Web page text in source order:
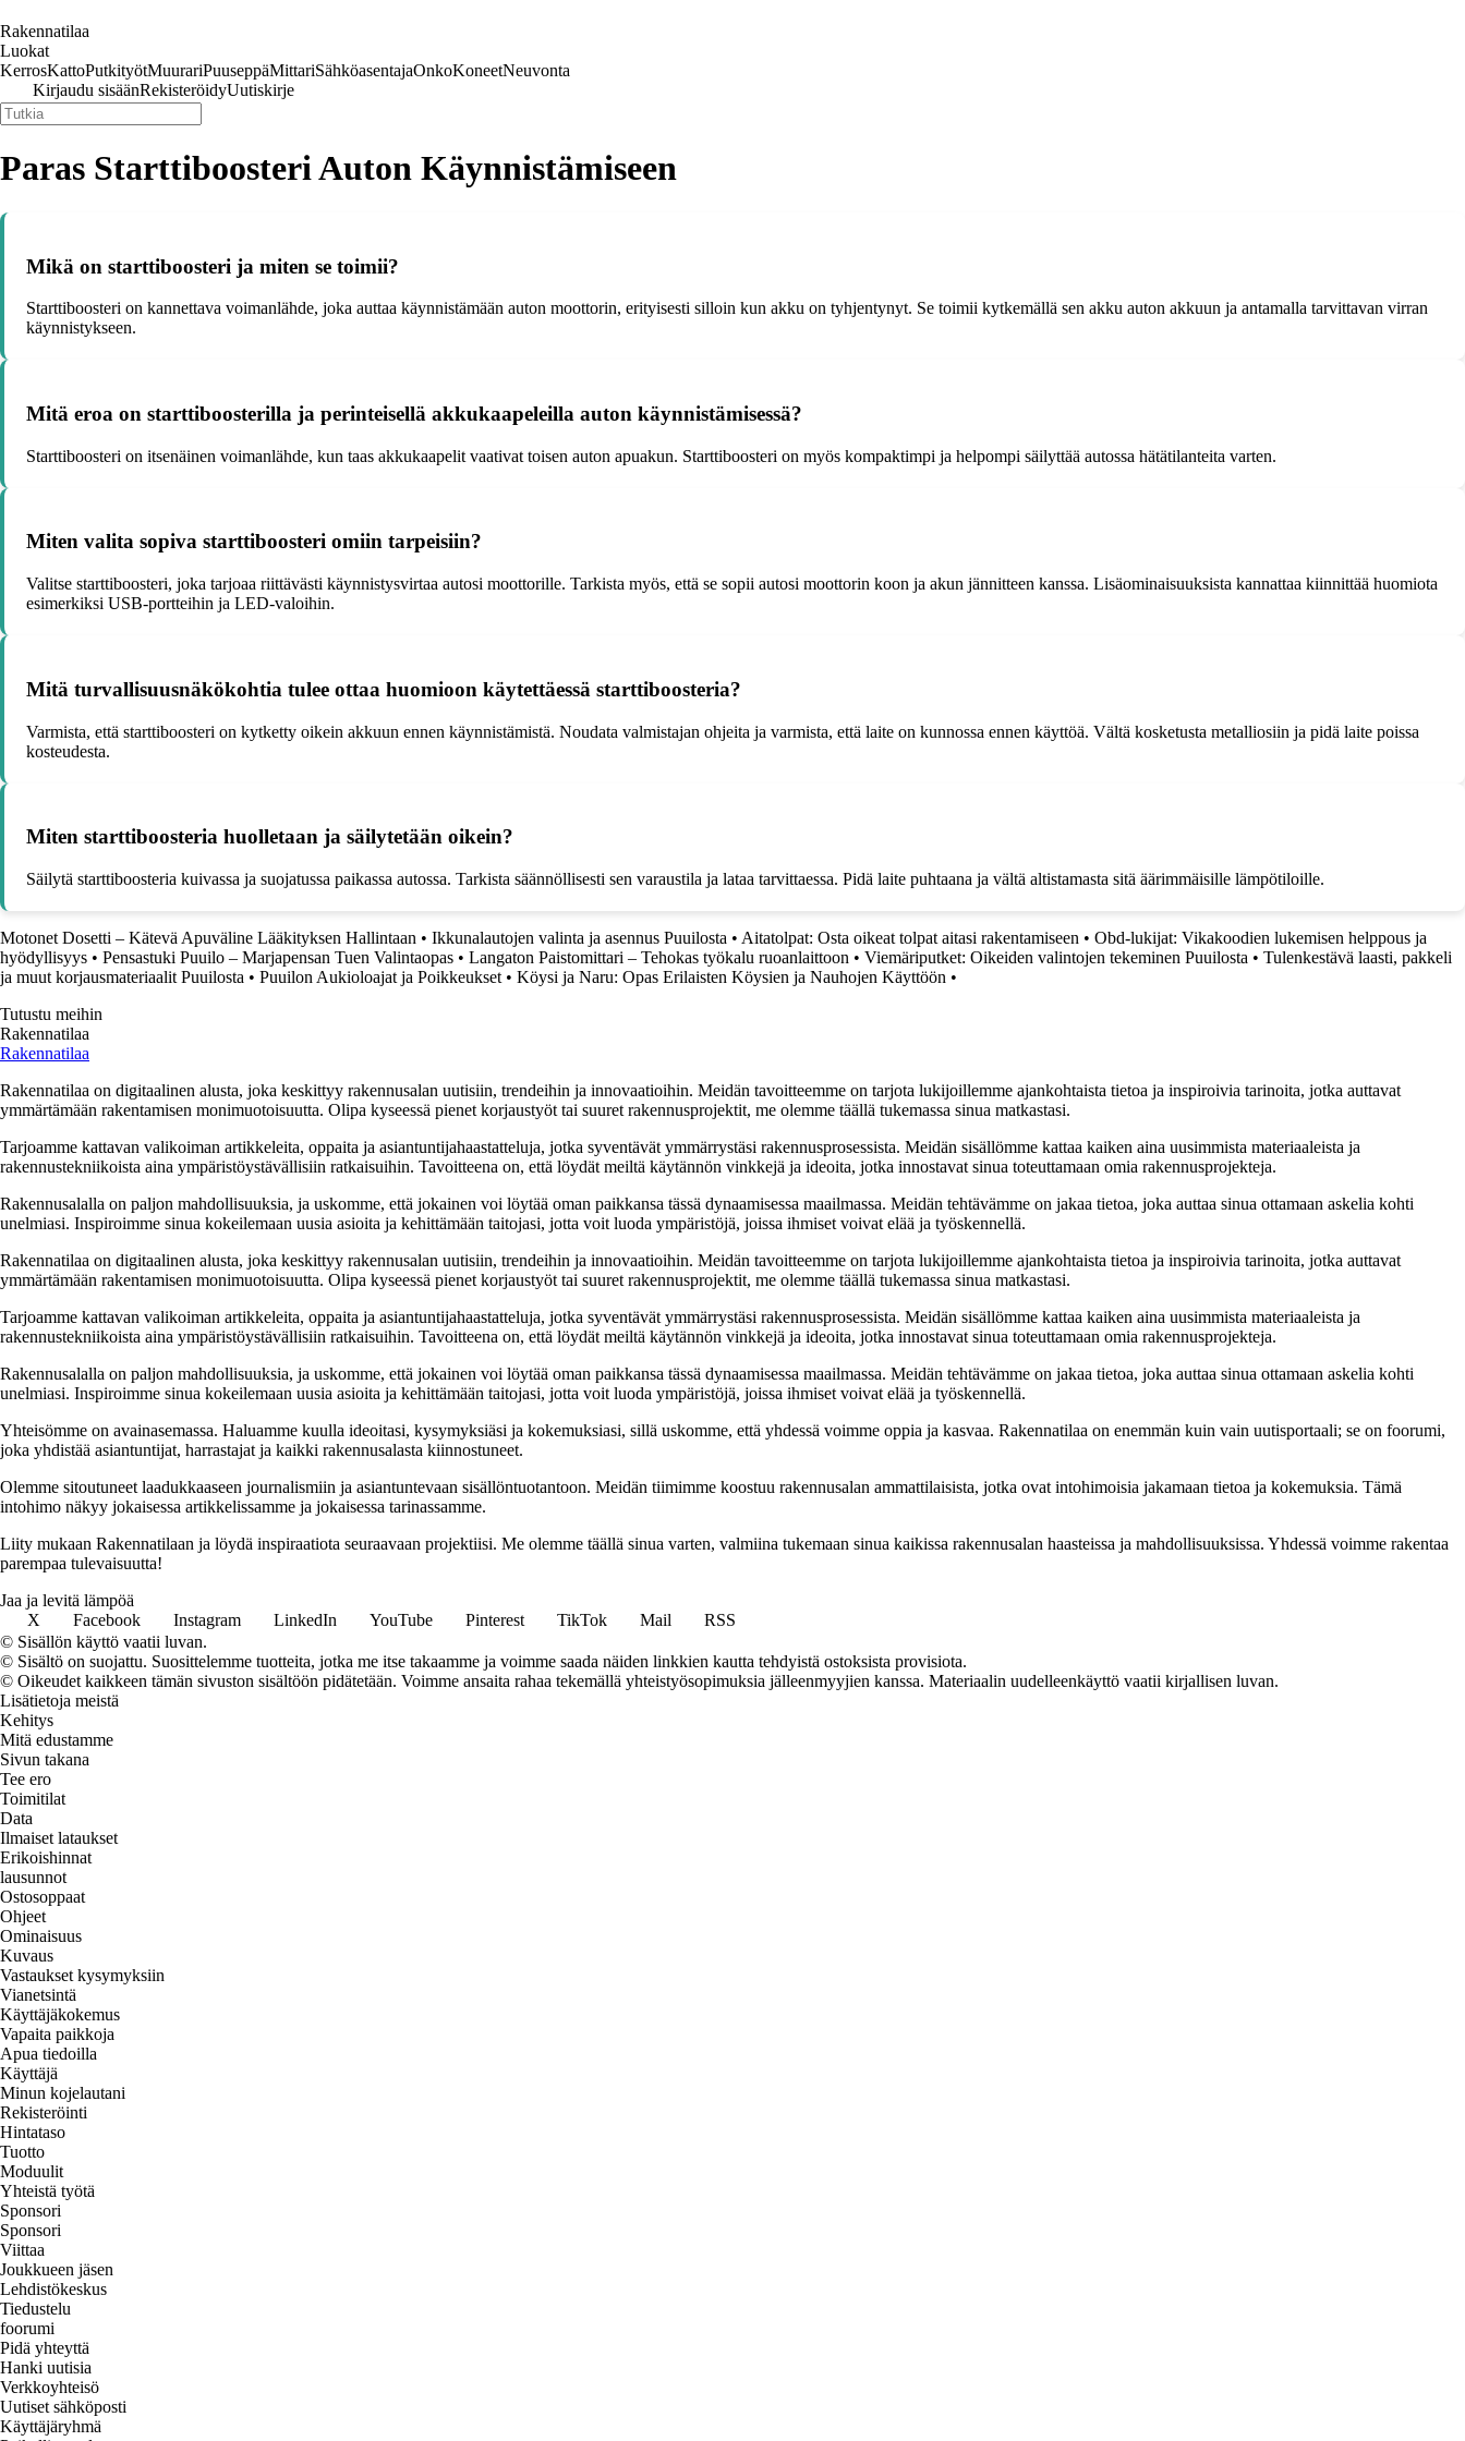
Rakennatilaa
Luokat
KerrosKattoPutkityötMuurariPuuseppäMittariSähköasentajaOnkoKoneetNeuvonta
Kirjaudu sisäänRekisteröidyUutiskirje
Paras Starttiboosteri Auton Käynnistämiseen
Mikä on starttiboosteri ja miten se toimii?
Starttiboosteri on kannettava voimanlähde, joka auttaa käynnistämään auton moottorin, erityisesti silloin kun akku on tyhjentynyt. Se toimii kytkemällä sen akku auton akkuun ja antamalla tarvittavan virran
käynnistykseen.
Mitä eroa on starttiboosterilla ja perinteisellä akkukaapeleilla auton käynnistämisessä?
Starttiboosteri on itsenäinen voimanlähde, kun taas akkukaapelit vaativat toisen auton apuakun. Starttiboosteri on myös kompaktimpi ja helpompi säilyttää autossa hätätilanteita varten.
Miten valita sopiva starttiboosteri omiin tarpeisiin?
Valitse starttiboosteri, joka tarjoaa riittävästi käynnistysvirtaa autosi moottorille. Tarkista myös, että se sopii autosi moottorin koon ja akun jännitteen kanssa. Lisäominaisuuksista kannattaa kiinnittää huomiota
esimerkiksi USB-portteihin ja LED-valoihin.
Mitä turvallisuusnäkökohtia tulee ottaa huomioon käytettäessä starttiboosteria?
Varmista, että starttiboosteri on kytketty oikein akkuun ennen käynnistämistä. Noudata valmistajan ohjeita ja varmista, että laite on kunnossa ennen käyttöä. Vältä kosketusta metalliosiin ja pidä laite poissa
kosteudesta.
Miten starttiboosteria huolletaan ja säilytetään oikein?
Säilytä starttiboosteria kuivassa ja suojatussa paikassa autossa. Tarkista säännöllisesti sen varaustila ja lataa tarvittaessa. Pidä laite puhtaana ja vältä altistamasta sitä äärimmäisille lämpötiloille.
Motonet Dosetti – Kätevä Apuväline Lääkityksen Hallintaan • Ikkunalautojen valinta ja asennus Puuilosta • Aitatolpat: Osta oikeat tolpat aitasi rakentamiseen • Obd-lukijat: Vikakoodien lukemisen helppous ja
hyödyllisyys • Pensastuki Puuilo – Marjapensan Tuen Valintaopas • Langaton Paistomittari – Tehokas työkalu ruoanlaittoon • Viemäriputket: Oikeiden valintojen tekeminen Puuilosta • Tulenkestävä laasti, pakkeli
ja muut korjausmateriaalit Puuilosta • Puuilon Aukioloajat ja Poikkeukset • Köysi ja Naru: Opas Erilaisten Köysien ja Nauhojen Käyttöön •
Tutustu meihin
Rakennatilaa
Rakennatilaa
Rakennatilaa on digitaalinen alusta, joka keskittyy rakennusalan uutisiin, trendeihin ja innovaatioihin. Meidän tavoitteemme on tarjota lukijoillemme ajankohtaista tietoa ja inspiroivia tarinoita, jotka auttavat
ymmärtämään rakentamisen monimuotoisuutta. Olipa kyseessä pienet korjaustyöt tai suuret rakennusprojektit, me olemme täällä tukemassa sinua matkastasi.
Tarjoamme kattavan valikoiman artikkeleita, oppaita ja asiantuntijahaastatteluja, jotka syventävät ymmärrystäsi rakennusprosessista. Meidän sisällömme kattaa kaiken aina uusimmista materiaaleista ja
rakennustekniikoista aina ympäristöystävällisiin ratkaisuihin. Tavoitteena on, että löydät meiltä käytännön vinkkejä ja ideoita, jotka innostavat sinua toteuttamaan omia rakennusprojekteja.
Rakennusalalla on paljon mahdollisuuksia, ja uskomme, että jokainen voi löytää oman paikkansa tässä dynaamisessa maailmassa. Meidän tehtävämme on jakaa tietoa, joka auttaa sinua ottamaan askelia kohti
unelmiasi. Inspiroimme sinua kokeilemaan uusia asioita ja kehittämään taitojasi, jotta voit luoda ympäristöjä, joissa ihmiset voivat elää ja työskennellä.
Rakennatilaa on digitaalinen alusta, joka keskittyy rakennusalan uutisiin, trendeihin ja innovaatioihin. Meidän tavoitteemme on tarjota lukijoillemme ajankohtaista tietoa ja inspiroivia tarinoita, jotka auttavat
ymmärtämään rakentamisen monimuotoisuutta. Olipa kyseessä pienet korjaustyöt tai suuret rakennusprojektit, me olemme täällä tukemassa sinua matkastasi.
Tarjoamme kattavan valikoiman artikkeleita, oppaita ja asiantuntijahaastatteluja, jotka syventävät ymmärrystäsi rakennusprosessista. Meidän sisällömme kattaa kaiken aina uusimmista materiaaleista ja
rakennustekniikoista aina ympäristöystävällisiin ratkaisuihin. Tavoitteena on, että löydät meiltä käytännön vinkkejä ja ideoita, jotka innostavat sinua toteuttamaan omia rakennusprojekteja.
Rakennusalalla on paljon mahdollisuuksia, ja uskomme, että jokainen voi löytää oman paikkansa tässä dynaamisessa maailmassa. Meidän tehtävämme on jakaa tietoa, joka auttaa sinua ottamaan askelia kohti
unelmiasi. Inspiroimme sinua kokeilemaan uusia asioita ja kehittämään taitojasi, jotta voit luoda ympäristöjä, joissa ihmiset voivat elää ja työskennellä.
Yhteisömme on avainasemassa. Haluamme kuulla ideoitasi, kysymyksiäsi ja kokemuksiasi, sillä uskomme, että yhdessä voimme oppia ja kasvaa. Rakennatilaa on enemmän kuin vain uutisportaali; se on foorumi,
joka yhdistää asiantuntijat, harrastajat ja kaikki rakennusalasta kiinnostuneet.
Olemme sitoutuneet laadukkaaseen journalismiin ja asiantuntevaan sisällöntuotantoon. Meidän tiimimme koostuu rakennusalan ammattilaisista, jotka ovat intohimoisia jakamaan tietoa ja kokemuksia. Tämä
intohimo näkyy jokaisessa artikkelissamme ja jokaisessa tarinassamme.
Liity mukaan Rakennatilaan ja löydä inspiraatiota seuraavaan projektiisi. Me olemme täällä sinua varten, valmiina tukemaan sinua kaikissa rakennusalan haasteissa ja mahdollisuuksissa. Yhdessä voimme rakentaa
parempaa tulevaisuutta!
Jaa ja levitä lämpöä
X
Facebook Instagram LinkedIn YouTube Pinterest TikTok Mail
RSS
© Sisällön käyttö vaatii luvan.
© Sisältö on suojattu. Suosittelemme tuotteita, jotka me itse takaamme ja voimme saada näiden linkkien kautta tehdyistä ostoksista provisiota.
© Oikeudet kaikkeen tämän sivuston sisältöön pidätetään. Voimme ansaita rahaa tekemällä yhteistyösopimuksia jälleenmyyjien kanssa. Materiaalin uudelleenkäyttö vaatii kirjallisen luvan.
Lisätietoja meistä
Kehitys
Mitä edustamme
Sivun takana
Tee ero
Toimitilat
Data
Ilmaiset lataukset
Erikoishinnat
lausunnot
Ostosoppaat
Ohjeet
Ominaisuus
Kuvaus
Vastaukset kysymyksiin
Vianetsintä
Käyttäjäkokemus
Vapaita paikkoja
Apua tiedoilla
Käyttäjä
Minun kojelautani
Rekisteröinti
Hintataso
Tuotto
Moduulit
Yhteistä työtä
Sponsori
Sponsori
Viittaa
Joukkueen jäsen
Lehdistökeskus
Tiedustelu
foorumi
Pidä yhteyttä
Hanki uutisia
Verkkoyhteisö
Uutiset sähköposti
Käyttäjäryhmä